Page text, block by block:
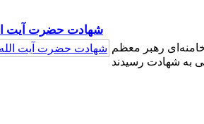
شهادت حضرت آیت
رهبر معظم